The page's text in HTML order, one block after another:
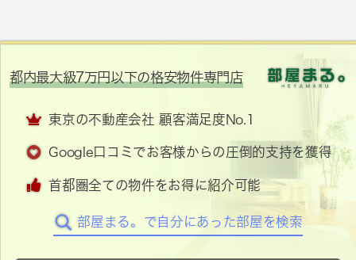
都内最大級7万円以下の格安物件専門店
東京の不動産会社 顧客満足度No.1
Google口コミでお客様からの圧倒的支持を獲得
首都圏全ての物件をお得に紹介可能
部屋まる。で自分にあった部屋を検索